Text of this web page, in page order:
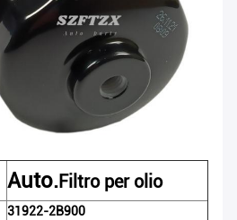
Auto.Filtro per olio
31922-2B900